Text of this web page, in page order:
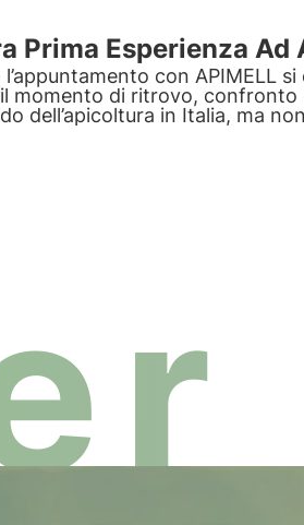
Prima Esperienza Ad
l’appuntamento con APIMELL
momento di ritrovo, confronto
dell’apicoltura in Italia, ma